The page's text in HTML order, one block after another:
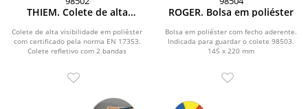
THIEM. Colete de alta
Colete de alta visibilidade em poliéster
com certificado pela norma EN 17353.
Colete refletivo com 2 bandas
ROGER. Bolsa em poliéster
Bolsa em poliéster com fecho aderente.
Indicada para guardar o colete 98503.
145 x 220 mm